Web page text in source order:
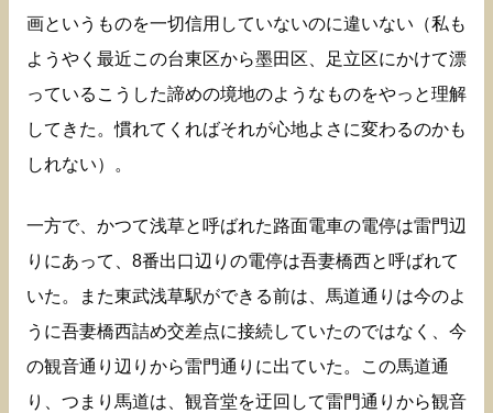
画というものを一切信用していないのに違いない（私も
ようやく最近この台東区から墨田区、足立区にかけて漂
っているこうした諦めの境地のようなものをやっと理解
してきた。慣れてくればそれが心地よさに変わるのかも
しれない）。
一方で、かつて浅草と呼ばれた路面電車の電停は雷門辺
りにあって、8番出口辺りの電停は吾妻橋西と呼ばれて
いた。また東武浅草駅ができる前は、馬道通りは今のよ
うに吾妻橋西詰め交差点に接続していたのではなく、今
の観音通り辺りから雷門通りに出ていた。この馬道通
り、つまり馬道は、観音堂を迂回して雷門通りから観音